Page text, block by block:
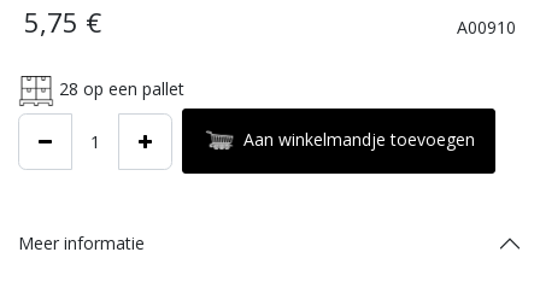
5,75 € A00910
28 op een pallet
Aan winkelmandje toevoegen
Meer informatie